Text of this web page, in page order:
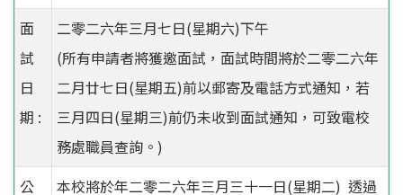
面
試
日
期 :
二零二六年三月七日(星期六)下午
(所有申請者將獲邀面試，面試時間將於二零二六年
二月廿七日(星期五)前以郵寄及電話方式通知，若
三月四日(星期三)前仍未收到面試通知，可致電校
務處職員查詢。)
公
本校將於年二零二六年三月三十一日(星期二) 透過